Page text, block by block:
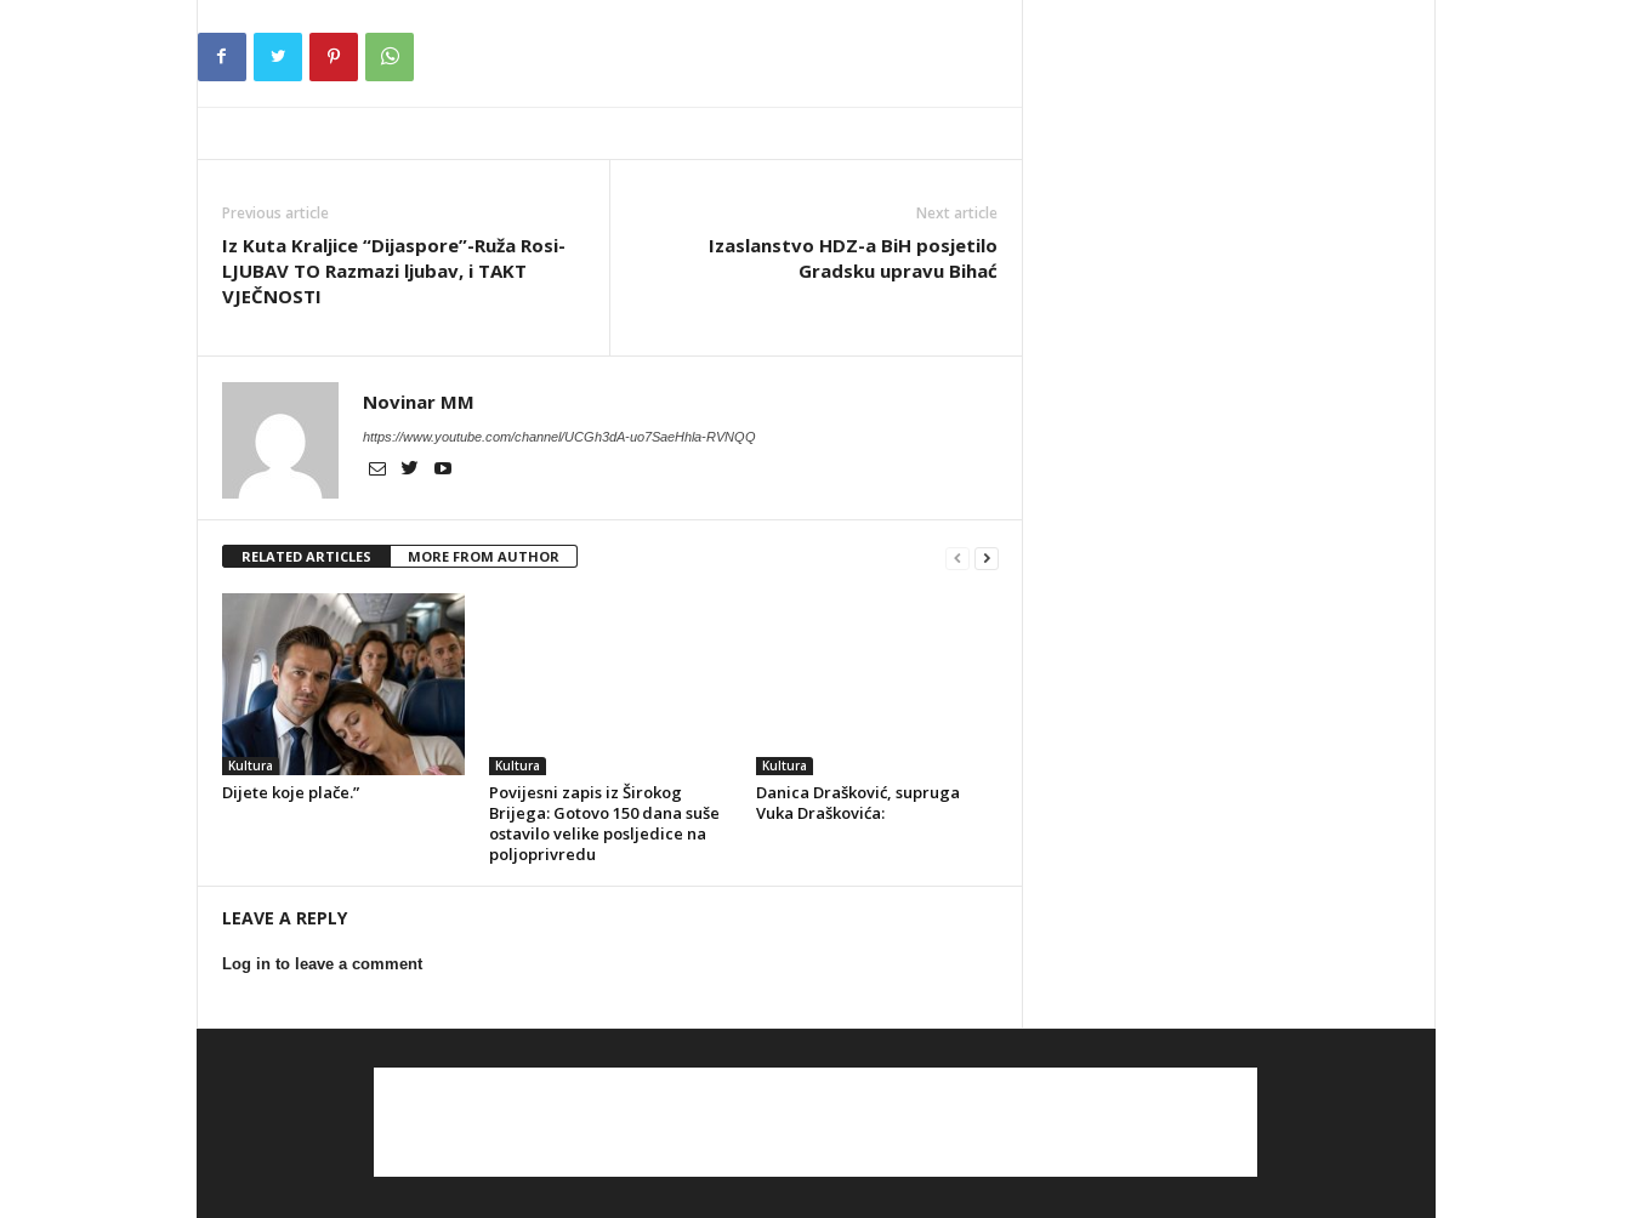
Previous article
Iz Kuta Kraljice “Dijaspore”-Ruža Rosi-
LJUBAV TO Razmazi ljubav, i TAKT
VJEČNOSTI
Next article
Izaslanstvo HDZ-a BiH posjetilo
Gradsku upravu Bihać
Novinar MM
https://www.youtube.com/channel/UCGh3dA-uo7SaeHhla-RVNQQ
RELATED ARTICLES MORE FROM AUTHOR
Kultura
Dijete koje plače.”
Kultura
Povijesni zapis iz Širokog
Brijega: Gotovo 150 dana suše
ostavilo velike posljedice na
poljoprivredu
Kultura
Danica Drašković, supruga
Vuka Draškovića:
LEAVE A REPLY
Log in to leave a comment